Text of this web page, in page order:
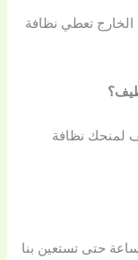
تعطي نظافة
لمنحك نظافة
حتى تستعين بنا